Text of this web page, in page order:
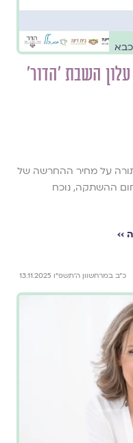
השבת ׳הדור׳
על מחיר ההחרשה של
ההשתקה, נוכח
››
כ״ב במרחשוון ה׳תשפ״ו 13.11.2025